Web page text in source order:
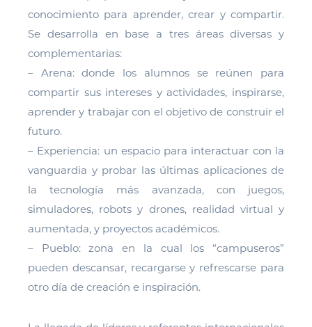
conocimiento para aprender, crear y compartir.
Se desarrolla en base a tres áreas diversas y
complementarias:
– Arena: donde los alumnos se reúnen para
compartir sus intereses y actividades, inspirarse,
aprender y trabajar con el objetivo de construir el
futuro.
– Experiencia: un espacio para interactuar con la
vanguardia y probar las últimas aplicaciones de
la tecnología más avanzada, con juegos,
simuladores, robots y drones, realidad virtual y
aumentada, y proyectos académicos.
– Pueblo: zona en la cual los “campuseros”
pueden descansar, recargarse y refrescarse para
otro día de creación e inspiración.